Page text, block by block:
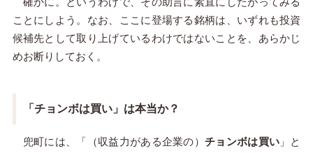
ことにしよう。なお、ここに登場する銘柄は、いずれも投資
候補先として取り上げているわけではないことを、あらかじ
めお断りしておく。
「チョンボは買い」は本当か？
兜町には、「（収益力がある企業の）チョンボは買い 」と